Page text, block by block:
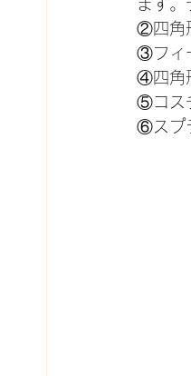
ます。
②四角
③フィ
④四角
⑤コス
⑥スプ